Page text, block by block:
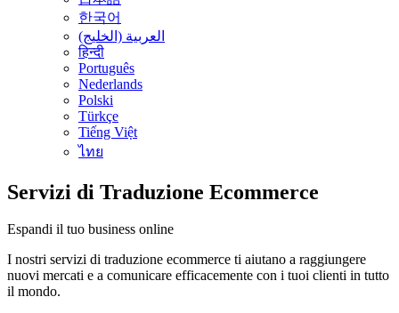
한국어
العربية (الخليج)
हिन्दी
Português
Nederlands
Polski
Türkçe
Tiếng Việt
ไทย
Servizi di Traduzione Ecommerce
Espandi il tuo business online
I nostri servizi di traduzione ecommerce ti aiutano a raggiungere
nuovi mercati e a comunicare efficacemente con i tuoi clienti in tutto
il mondo.